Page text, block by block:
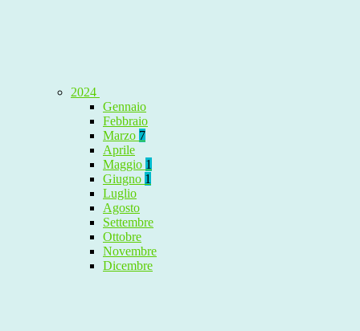
2024
Gennaio
Febbraio
Marzo 7
Aprile
Maggio 1
Giugno 1
Luglio
Agosto
Settembre
Ottobre
Novembre
Dicembre